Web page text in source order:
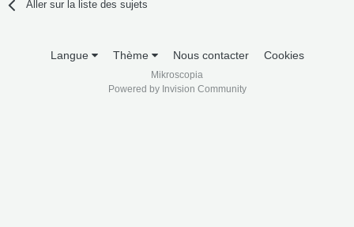
Aller sur la liste des sujets
Langue Thème Nous contacter Cookies
Mikroscopia
Powered by Invision Community